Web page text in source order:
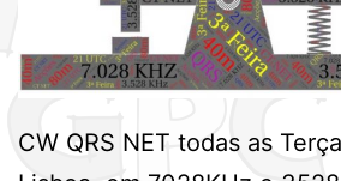
CW QRS NET todas as